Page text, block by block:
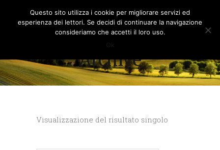
Archive
Visualizzazione del risultato singolo
Questo sito utilizza i cookie per migliorare servizi ed
esperienza dei lettori. Se decidi di continuare la navigazione
consideriamo che accetti il loro uso.